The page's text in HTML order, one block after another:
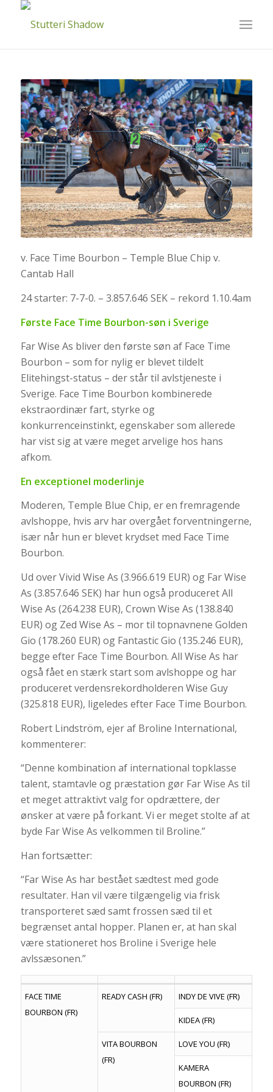
v. Face Time Bourbon – Temple Blue Chip v.
Cantab Hall
24 starter: 7-7-0. – 3.857.646 SEK – rekord 1.10.4am
Første Face Time Bourbon-søn i Sverige
Far Wise As bliver den første søn af Face Time
Bourbon – som for nylig er blevet tildelt
Elitehingst-status – der står til avlstjeneste i
Sverige. Face Time Bourbon kombinerede
ekstraordinær fart, styrke og
konkurrenceinstinkt, egenskaber som allerede
har vist sig at være meget arvelige hos hans
afkom.
En exceptionel moderlinje
Moderen, Temple Blue Chip, er en fremragende
avlshoppe, hvis arv har overgået forventningerne,
især når hun er blevet krydset med Face Time
Bourbon.
Ud over Vivid Wise As (3.966.619 EUR) og Far Wise
As (3.857.646 SEK) har hun også produceret All
Wise As (264.238 EUR), Crown Wise As (138.840
EUR) og Zed Wise As – mor til topnavnene Golden
Gio (178.260 EUR) og Fantastic Gio (135.246 EUR),
begge efter Face Time Bourbon. All Wise As har
også fået en stærk start som avlshoppe og har
produceret verdensrekordholderen Wise Guy
(325.818 EUR), ligeledes efter Face Time Bourbon.
Robert Lindström, ejer af Broline International,
kommenterer:
“Denne kombination af international topklasse
talent, stamtavle og præstation gør Far Wise As til
et meget attraktivt valg for opdrættere, der
ønsker at være på forkant. Vi er meget stolte af at
byde Far Wise As velkommen til Broline.”
Han fortsætter:
“Far Wise As har bestået sædtest med gode
resultater. Han vil være tilgængelig via frisk
transporteret sæd samt frossen sæd til et
begrænset antal hopper. Planen er, at han skal
være stationeret hos Broline i Sverige hele
avlssæsonen.”
FACE TIME
BOURBON (FR)
READY CASH (FR) INDY DE VIVE (FR)
KIDEA (FR)
VITA BOURBON
(FR)
LOVE YOU (FR)
KAMERA
BOURBON (FR)